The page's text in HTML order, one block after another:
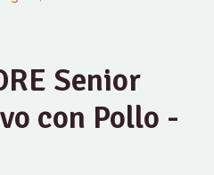
Senior
con Pollo -